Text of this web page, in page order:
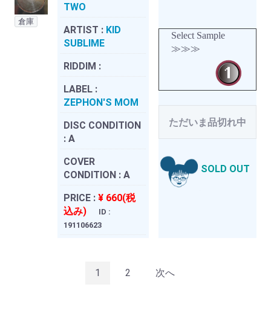
倉庫
TWO
ARTIST : KID
SUBLIME
RIDDIM :
LABEL :
ZEPHON'S MOM
DISC CONDITION
: A
COVER
CONDITION : A
PRICE : ¥ 660(税
込み)
ID :
191106623
Select Sample
≫≫≫
ただいま品切れ中
SOLD OUT
1 2 次へ